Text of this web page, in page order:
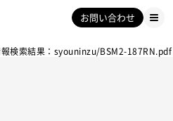
お問い合わせ
検索結果：syouninzu/BSM2-187RN.pdf